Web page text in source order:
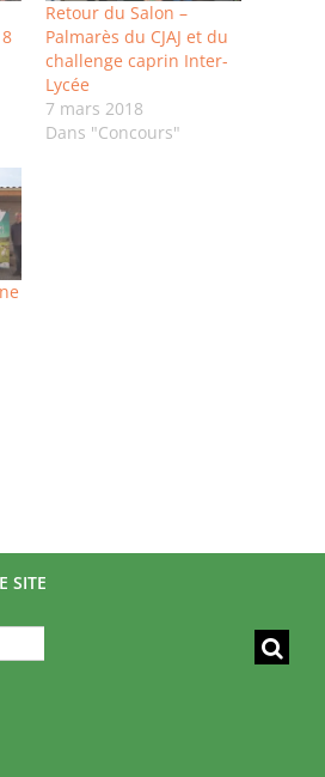
Retour du Salon –
Palmarès du CJAJ et du
challenge caprin Inter-
Lycée
7 mars 2018
Dans "Concours"
SITE